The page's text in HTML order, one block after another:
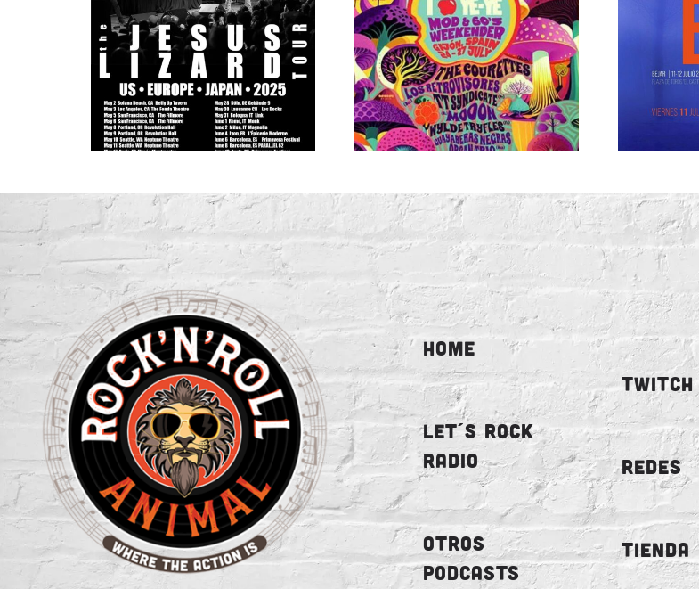
HOME
LET´S ROCK
RADIO
OTROS
PODCASTS
TWITCH
REDES
TIENDA